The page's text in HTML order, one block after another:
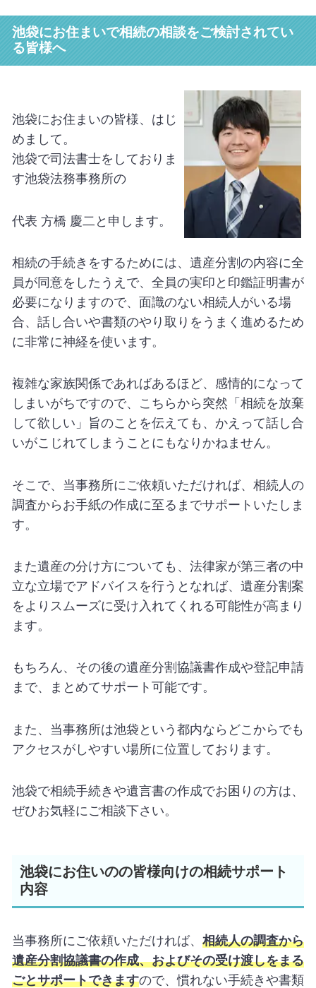
池袋にお住まいで相続の相談をご検討されてい
る皆様へ
池袋にお住まいの皆様、はじ
めまして。
池袋で司法書士をしておりま
す池袋法務事務所の
代表 方橋 慶二と申します。
相続の手続きをするためには、遺産分割の内容に全
員が同意をしたうえで、全員の実印と印鑑証明書が
必要になりますので、面識のない相続人がいる場
合、話し合いや書類のやり取りをうまく進めるため
に非常に神経を使います。
複雑な家族関係であればあるほど、感情的になって
しまいがちですので、こちらから突然「相続を放棄
して欲しい」旨のことを伝えても、かえって話し合
いがこじれてしまうことにもなりかねません。
そこで、当事務所にご依頼いただければ、相続人の
調査からお手紙の作成に至るまでサポートいたしま
す。
また遺産の分け方についても、法律家が第三者の中
立な立場でアドバイスを行うとなれば、遺産分割案
をよりスムーズに受け入れてくれる可能性が高まり
ます。
もちろん、その後の遺産分割協議書作成や登記申請
まで、まとめてサポート可能です。
また、当事務所は池袋という都内ならどこからでも
アクセスがしやすい場所に位置しております。
池袋で相続手続きや遺言書の作成でお困りの方は、
ぜひお気軽にご相談下さい。
池袋にお住いのの皆様向けの相続サポート
内容
当事務所にご依頼いただければ、 相続人の調査から
遺産分割協議書の作成、およびその受け渡しをまる
ごとサポートできますので、慣れない手続きや書類